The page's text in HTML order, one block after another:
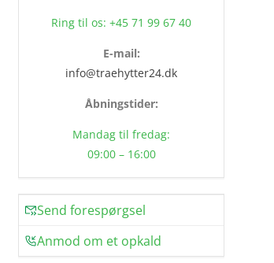
Ring til os: +45 71 99 67 40
E-mail:
info@traehytter24.dk
Åbningstider:
Mandag til fredag:
09:00 – 16:00
Send forespørgsel
Anmod om et opkald